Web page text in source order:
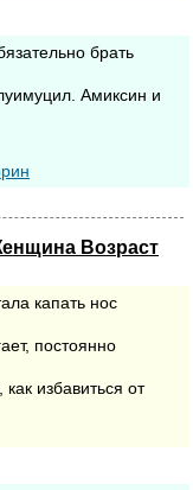
брать
Амиксин и
Возраст
капать нос
постоянно
избавиться от